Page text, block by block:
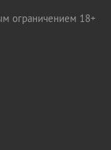
ограничением 18+